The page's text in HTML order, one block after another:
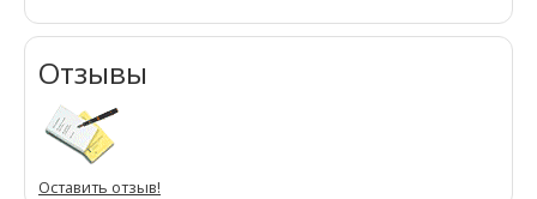
Отзывы
Оставить отзыв!